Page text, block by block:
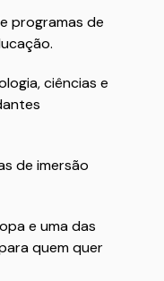
programas de
ciências e
de imersão
e uma das
quem quer